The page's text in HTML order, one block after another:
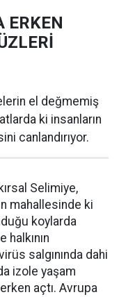
ERKEN
el değmemiş
ki insanların
canlandırıyor.
Selimiye,
mahallesinde ki
koylarda
salgınında dahi
izole yaşam
açtı. Avrupa